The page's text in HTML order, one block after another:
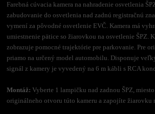
Farebná cúvacia kamera na nahradenie osvetlenia
zabudovanie do osvetlenia nad zadnú registračnú
vymení za pôvodné osvetlenie EVČ. Kamera má
umiestnenie pätice so žiarovkou na osvetlenie ŠPZ.
zobrazuje pomocné trajektórie pre parkovanie. Pre
priamo na určený model automobilu. Disponuje
signál z kamery je vyvedený na 6 m kábli s RCA
Montáž: Vyberte 1 lampičku nad zadnou ŠPZ,
originálneho otvoru túto kameru a zapojíte žiarovku